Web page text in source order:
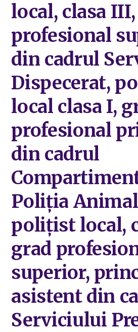
local, clasa
profesional
din cadrul
Dispecerat,
local clasa I,
profesional
din cadrul
Poliția
polițist local,
grad
superior,
asistent din
Serviciului